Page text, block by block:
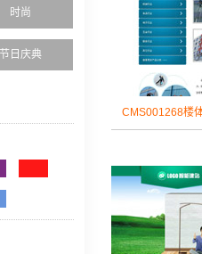
时尚
节日庆典
CMS001268楼